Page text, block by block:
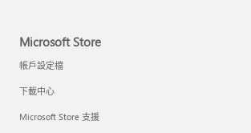
Microsoft Store
帳戶設定檔
下載中心
Microsoft Store 支援